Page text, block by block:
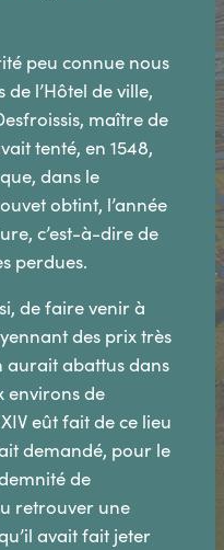
peu connue nous
l’Hôtel de ville,
maître de
tenté, en 1548,
dans le
obtint, l’année
c’est-à-dire de
perdues.
de faire venir à
des prix très
aurait abattus dans
environs de
eût fait de ce lieu
demandé, pour le
de
retrouver une
avait fait jeter